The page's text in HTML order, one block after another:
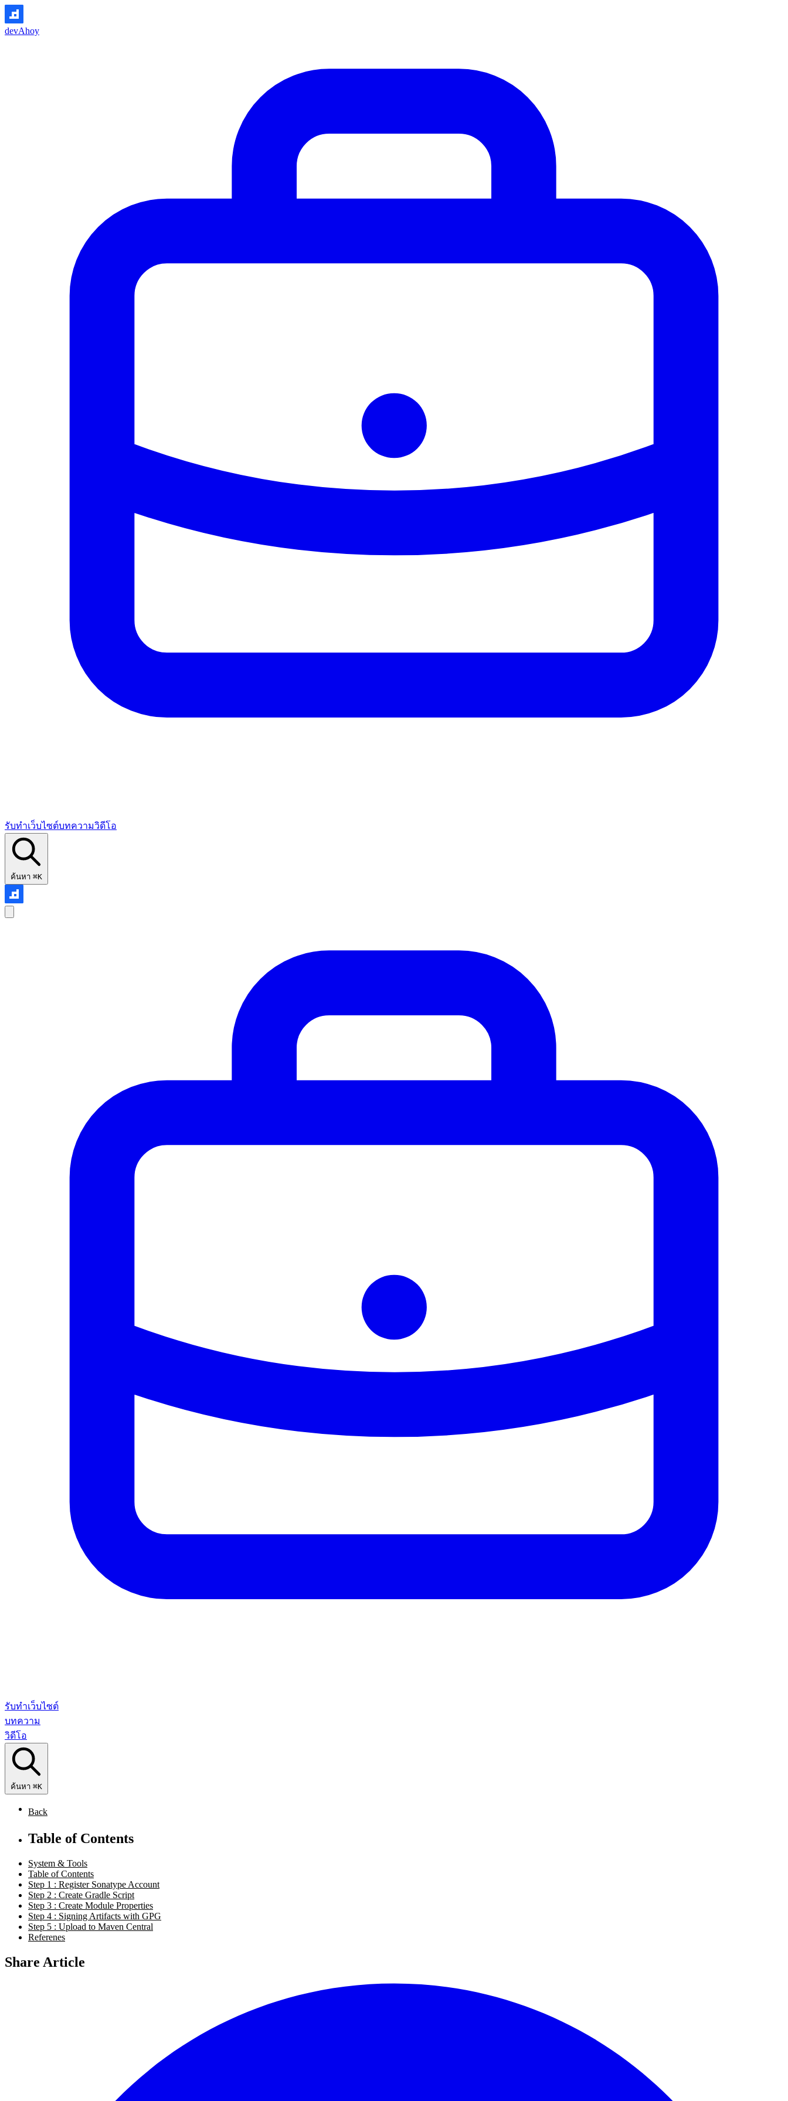
devAhoy
รับทำเว็บไซต์บทความวิดีโอ
ค้นหา ⌘K
รับทำเว็บไซต์
บทความ
วิดีโอ
ค้นหา ⌘K
Back
Table of Contents
System & Tools
Table of Contents
Step 1 : Register Sonatype Account
Step 2 : Create Gradle Script
Step 3 : Create Module Properties
Step 4 : Signing Artifacts with GPG
Step 5 : Upload to Maven Central
Referenes
Share Article